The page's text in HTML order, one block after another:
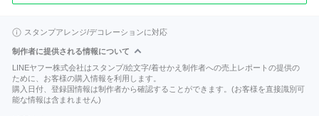
スタンプアレンジ/デコレーションに対応
制作者に提供される情報について
LINEヤフー株式会社はスタンプ/絵文字/着せかえ制作者への売上レポートの提供の
ために、お客様の購入情報を利用します。
購入日付、登録国情報は制作者から確認することができます。(お客様を直接識別可
能な情報は含まれません)